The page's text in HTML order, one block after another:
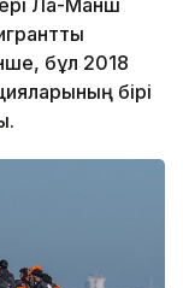
Ла-Манш
бұл 2018
бірі